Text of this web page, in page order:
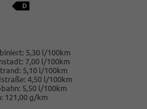
5,30 l/100km
7,00 l/100km
5,10 l/100km
4,50 l/100km
5,50 l/100km
121,00 g/km